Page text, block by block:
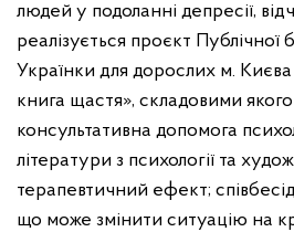
людей у подоланні депресії,
реалізується проєкт Публічної
Українки для дорослих м. Києва
книга щастя», складовими
консультативна допомога
літератури з психології та
терапевтичний ефект;
що може змінити ситуацію на